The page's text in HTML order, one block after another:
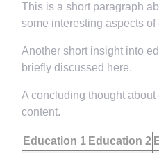
This is a short paragraph
some interesting aspects of
Another short insight into
briefly discussed here.
A concluding thought
content.
Education 1 Education 2